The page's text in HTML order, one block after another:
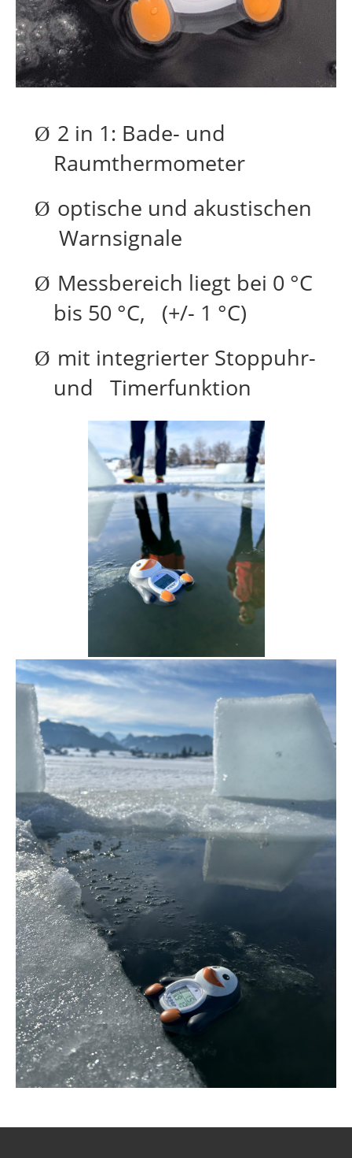
Ø 2 in 1: Bade- und
Raumthermometer
Ø optische und akustischen
Warnsignale
Ø Messbereich liegt bei 0 °C
bis 50 °C, (+/- 1 °C)
Ø mit integrierter Stoppuhr-
und Timerfunktion